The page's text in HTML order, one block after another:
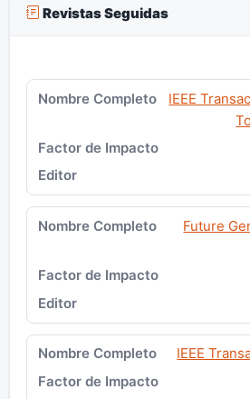
Revistas Seguidas
IEEE
Future
IEEE